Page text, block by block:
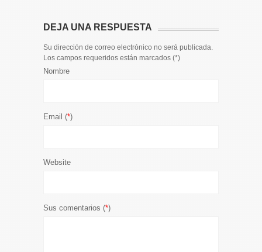
DEJA UNA RESPUESTA
Su dirección de correo electrónico no será publicada.
Los campos requeridos están marcados (*)
Nombre
Email (*)
Website
Sus comentarios (*)